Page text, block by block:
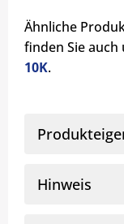
Ähnliche
finden Sie
10K.
Hinweis